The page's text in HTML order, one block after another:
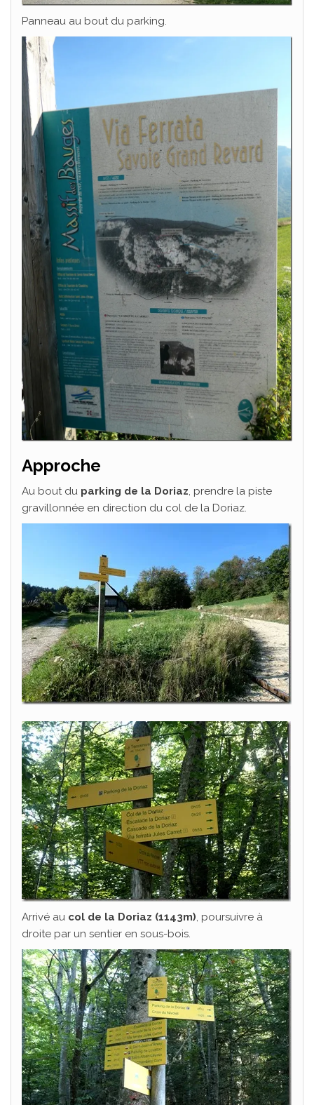
Panneau au bout du parking.
Approche
Au bout du parking de la Doriaz, prendre la piste
gravillonnée en direction du col de la Doriaz.
Arrivé au col de la Doriaz (1143m), poursuivre à
droite par un sentier en sous-bois.